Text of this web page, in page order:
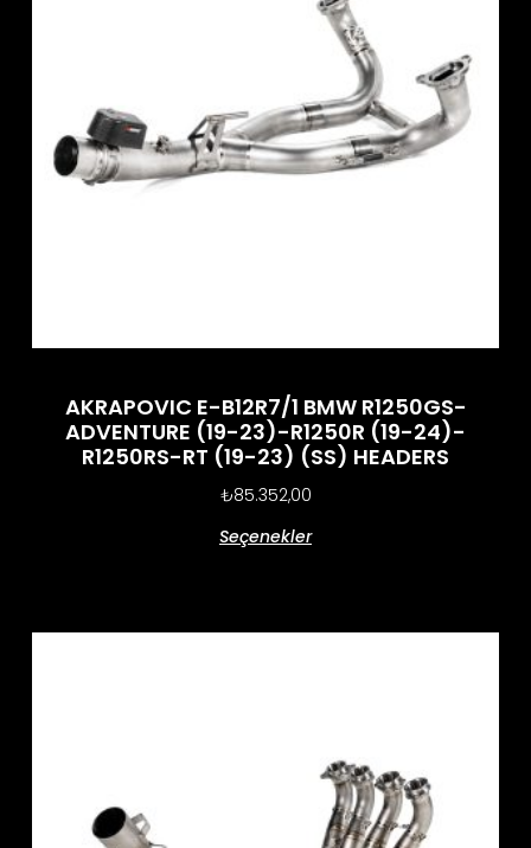
AKRAPOVIC E-B12R7/1 BMW R1250GS-
ADVENTURE (19-23)-R1250R (19-24)-
R1250RS-RT (19-23) (SS) HEADERS
₺85.352,00
Seçenekler